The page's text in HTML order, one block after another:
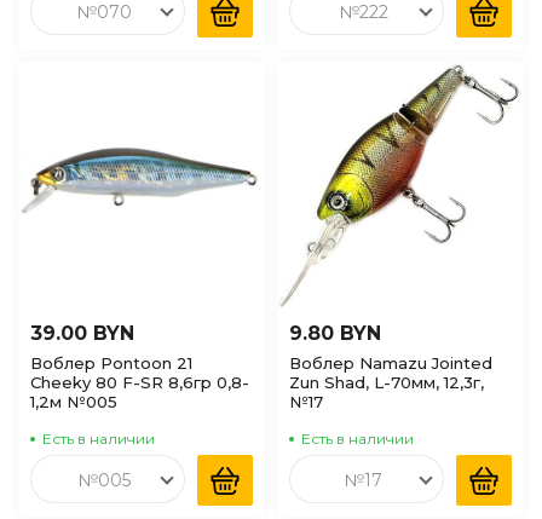
№070 №222
39.00 BYN
Воблер Pontoon 21
Cheeky 80 F-SR 8,6гр 0,8-
1,2м №005
Есть в наличии
№005
9.80 BYN
Воблер Namazu Jointed
Zun Shad, L-70мм, 12,3г,
№17
Есть в наличии
№17